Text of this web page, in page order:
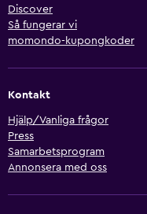
Discover
Så fungerar vi
momondo-kupongkoder
Kontakt
Hjälp/Vanliga frågor
Press
Samarbetsprogram
Annonsera med oss